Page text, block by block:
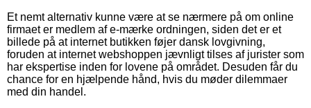
Et nemt alternativ kunne være at se nærmere på om online
firmaet er medlem af e-mærke ordningen, siden det er et
billede på at internet butikken føjer dansk lovgivning,
foruden at internet webshoppen jævnligt tilses af jurister som
har ekspertise inden for lovene på området. Desuden får du
chance for en hjælpende hånd, hvis du møder dilemmaer
med din handel.